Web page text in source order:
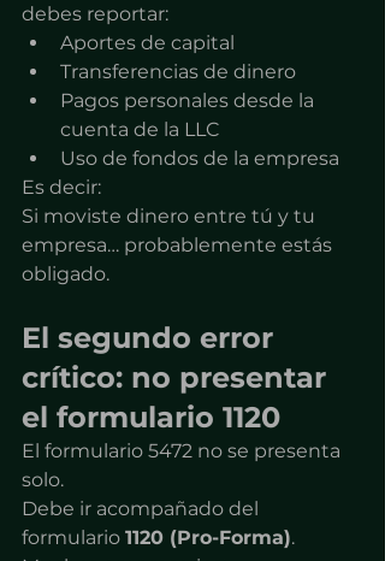
debes reportar:
Aportes de capital
Transferencias de dinero
Pagos personales desde la
cuenta de la LLC
Uso de fondos de la empresa
Es decir:
Si moviste dinero entre tú y tu
empresa… probablemente estás
obligado.
El segundo error
crítico: no presentar
el formulario 1120
El formulario 5472 no se presenta
solo.
Debe ir acompañado del
formulario 1120 (Pro-Forma).